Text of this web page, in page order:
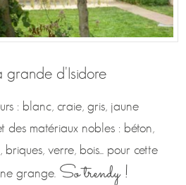
grande d'Isidore
: blanc, craie, gris, jaune
des matériaux nobles : béton,
briques, verre, bois... pour cette
grange. So trendy !